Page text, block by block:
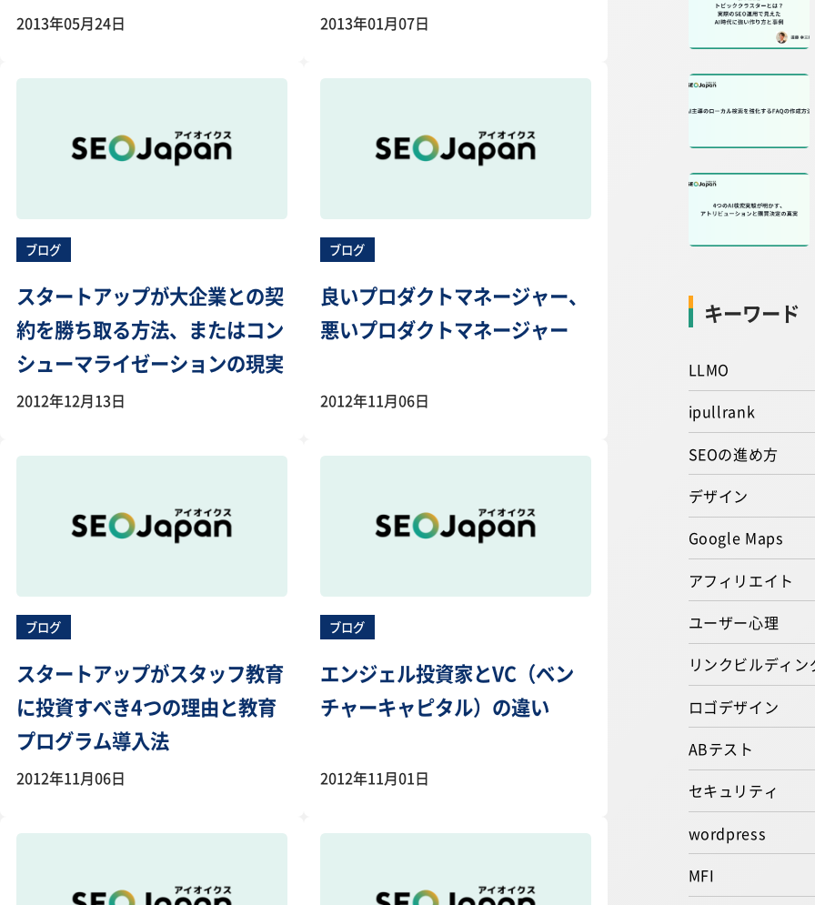
2013年05月24日 2013年01月07日
ブログ
スタートアップが大企業との契
約を勝ち取る方法、またはコン
シューマライゼーションの現実
2012年12月13日
ブログ
良いプロダクトマネージャー、
悪いプロダクトマネージャー
2012年11月06日
ブログ
スタートアップがスタッフ教育
に投資すべき4つの理由と教育
プログラム導入法
2012年11月06日
ブログ
エンジェル投資家とVC（ベン
チャーキャピタル）の違い
2012年11月01日
キーワード
LLMO
ipullrank
SEOの進め方
デザイン
Google Maps
アフィリエイト
ユーザー心理
リンクビルディン
ロゴデザイン
ABテスト
セキュリティ
wordpress
MFI